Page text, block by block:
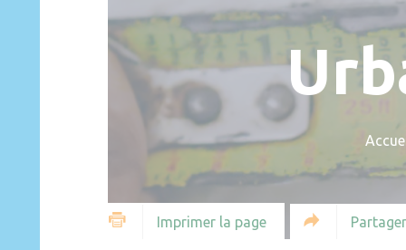
Imprimer la page